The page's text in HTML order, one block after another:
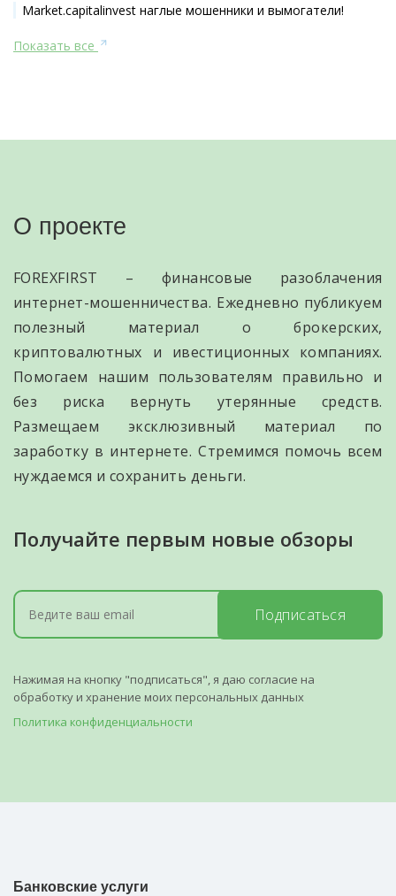
Market.capitalinvest наглые мошенники и вымогатели!
Показать все
О проекте
FOREXFIRST – финансовые разоблачения
интернет-мошенничества. Ежедневно публикуем
полезный материал о брокерских,
криптовалютных и ивестиционных компаниях.
Помогаем нашим пользователям правильно и
без риска вернуть утерянные средств.
Размещаем эксклюзивный материал по
заработку в интернете. Стремимся помочь всем
нуждаемся и сохранить деньги.
Получайте первым новые обзоры
Подписаться
Нажимая на кнопку "подписаться", я даю согласие на
обработку и хранение моих персональных данных
Политика конфиденциальности
Банковские услуги